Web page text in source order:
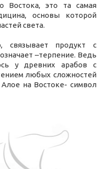
Востока, это та самая
основы которой
света.
связывает продукт с
–терпение. Ведь
у древних арабов с
любых сложностей
на Востоке- символ